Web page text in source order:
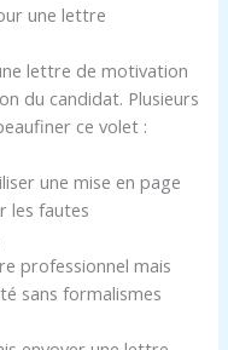
une lettre
lettre de motivation
du candidat. Plusieurs
ce volet :
une mise en page
les fautes
professionnel mais
sans formalismes